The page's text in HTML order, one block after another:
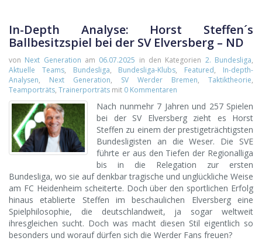
In-Depth Analyse: Horst Steffen´s
Ballbesitzspiel bei der SV Elversberg – ND
von Next Generation am 06.07.2025 in den Kategorien 2. Bundesliga,
Aktuelle Teams, Bundesliga, Bundesliga-Klubs, Featured, In-depth-
Analysen, Next Generation, SV Werder Bremen, Taktiktheorie,
Teamporträts, Trainerporträts mit 0 Kommentaren
Nach nunmehr 7 Jahren und 257 Spielen
bei der SV Elversberg zieht es Horst
Steffen zu einem der prestigeträchtigsten
Bundesligisten an die Weser. Die SVE
führte er aus den Tiefen der Regionalliga
bis in die Relegation zur ersten
Bundesliga, wo sie auf denkbar tragische und unglückliche Weise
am FC Heidenheim scheiterte. Doch über den sportlichen Erfolg
hinaus etablierte Steffen im beschaulichen Elversberg eine
Spielphilosophie, die deutschlandweit, ja sogar weltweit
ihresgleichen sucht. Doch was macht diesen Stil eigentlich so
besonders und worauf dürfen sich die Werder Fans freuen?